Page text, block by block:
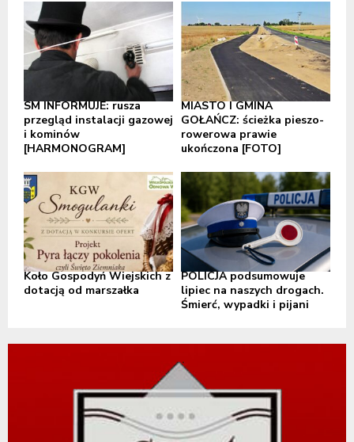
SM INFORMUJE: rusza
przegląd instalacji gazowej
i kominów
[HARMONOGRAM]
MIASTO I GMINA
GOŁAŃCZ: ścieżka pieszo-
rowerowa prawie
ukończona [FOTO]
Koło Gospodyń Wiejskich z
dotacją od marszałka
POLICJA podsumowuje
lipiec na naszych drogach.
Śmierć, wypadki i pijani